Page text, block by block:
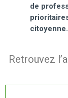
de
citoyenne.
Retrouvez